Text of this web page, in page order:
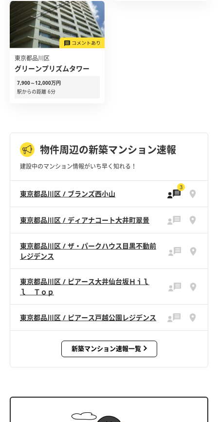
東京都品川区
グリーンプリズムタワー
7,900～12,000万円
駅からの距離 6分
物件周辺の新築マンション速報
建設中のマンション情報がいち早く知れる！
東京都品川区 / ブランズ西小山
3
東京都品川区 / ディアナコート大井町翠景
東京都品川区 / ザ・パークハウス目黒不動前
レジデンス
東京都品川区 / ピアース大井仙台坂Ｈｉｌ
ｌ Ｔｏｐ
東京都品川区 / ピアース戸越公園レジデンス
新築マンション速報一覧